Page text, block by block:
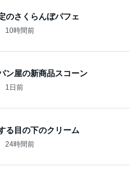
のさくらんぼパフェ
10時間前
ン屋の新商品スコーン
1日前
る目の下のクリーム
24時間前